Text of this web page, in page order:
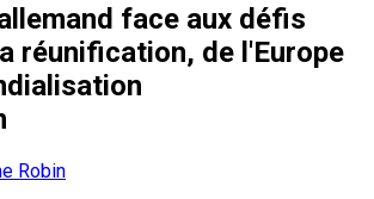
face aux défis
réunification, de l'Europe
Robin